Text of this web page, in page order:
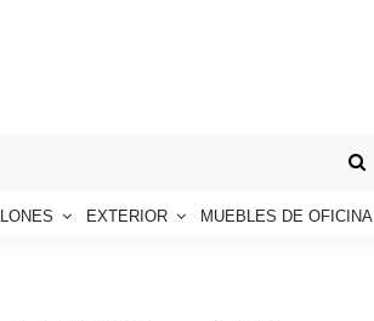
EXTERIOR MUEBLES DE OFICINA